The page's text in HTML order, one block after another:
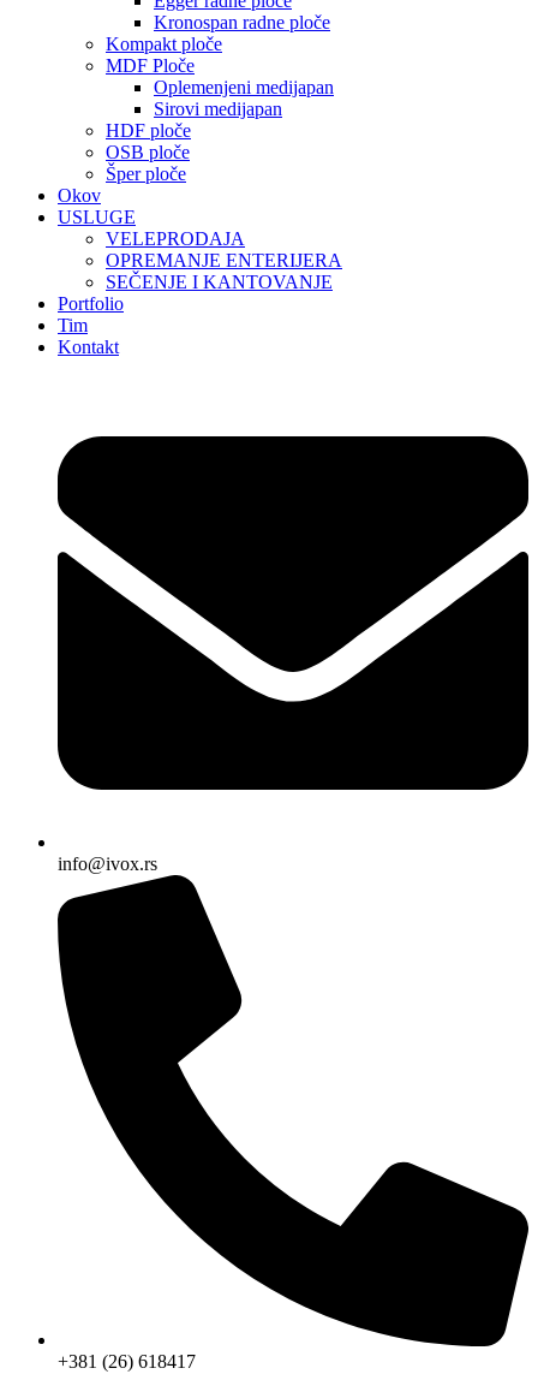
Kronospan radne ploče
Kompakt ploče
MDF Ploče
Oplemenjeni medijapan
Sirovi medijapan
HDF ploče
OSB ploče
Šper ploče
Okov
USLUGE
VELEPRODAJA
OPREMANJE ENTERIJERA
SEČENJE I KANTOVANJE
Portfolio
Tim
Kontakt
info@ivox.rs
+381 (26) 618417